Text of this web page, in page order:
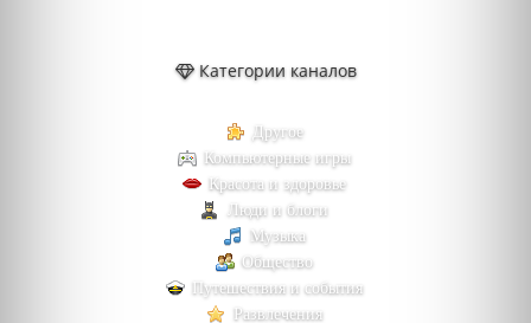
Категории каналов
Другое
Компьютерные игры
Красота и здоровье
Люди и блоги
Музыка
Общество
Путешествия и события
Развлечения